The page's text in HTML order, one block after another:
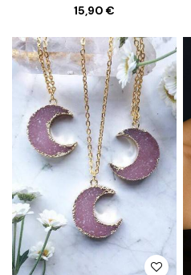
15,90 €